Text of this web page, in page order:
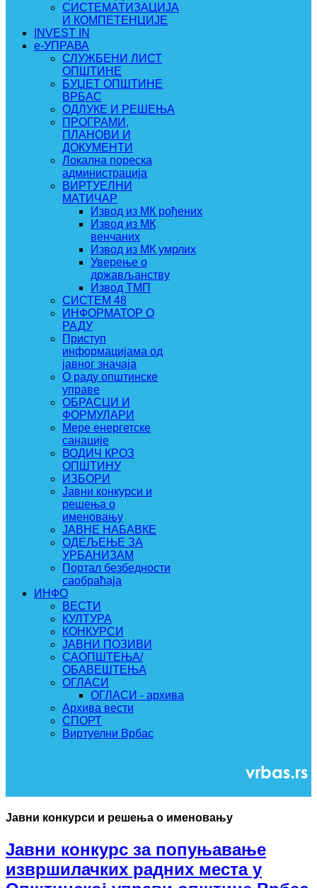
СИСТЕМАТИЗАЦИЈА
И КОМПЕТЕНЦИЈЕ
INVEST IN
e-УПРАВА
СЛУЖБЕНИ ЛИСТ
ОПШТИНЕ
БУЏЕТ ОПШТИНЕ
ВРБАС
ОДЛУКЕ И РЕШЕЊА
ПРОГРАМИ,
ПЛАНОВИ И
ДОКУМЕНТИ
Локална пореска
администрација
ВИРТУЕЛНИ
МАТИЧАР
Извод из МК рођених
Извод из МК
венчаних
Извод из МК умрлих
Уверење о
држављанству
Извод ТМП
СИСТЕМ 48
ИНФОРМАТОР О
РАДУ
Приступ
информацијама од
јавног значаја
О раду општинске
управе
ОБРАСЦИ И
ФОРМУЛАРИ
Мере енергетске
санације
ВОДИЧ КРОЗ
ОПШТИНУ
ИЗБОРИ
Јавни конкурси и
решења о
именовању
ЈАВНЕ НАБАВКЕ
ОДЕЉЕЊЕ ЗА
УРБАНИЗАМ
Портал безбедности
саобраћаја
ИНФО
ВЕСТИ
КУЛТУРА
КОНКУРСИ
ЈАВНИ ПОЗИВИ
САОПШТЕЊА/
ОБАВЕШТЕЊА
ОГЛАСИ
ОГЛАСИ - архива
Архива вести
СПОРТ
Виртуелни Врбас
Јавни конкурси и решења о именовању
Јавни конкурс за попуњавање
извршилачких радних места у